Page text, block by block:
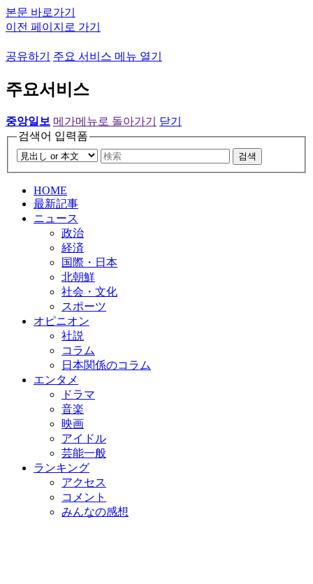
본문 바로가기
이전 페이지로 가기
공유하기 주요 서비스 메뉴 열기
주요서비스
중앙일보 메가메뉴로 돌아가기
닫기
검색어 입력폼
검색
HOME
最新記事
ニュース
政治
経済
国際・日本
北朝鮮
社会・文化
スポーツ
オピニオン
社説
コラム
日本関係のコラム
エンタメ
ドラマ
音楽
映画
アイドル
芸能一般
ランキング
アクセス
コメント
みんなの感想